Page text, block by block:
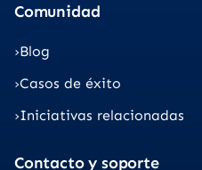
Comunidad
Blog
Casos de éxito
Iniciativas relacionadas
Contacto y soporte